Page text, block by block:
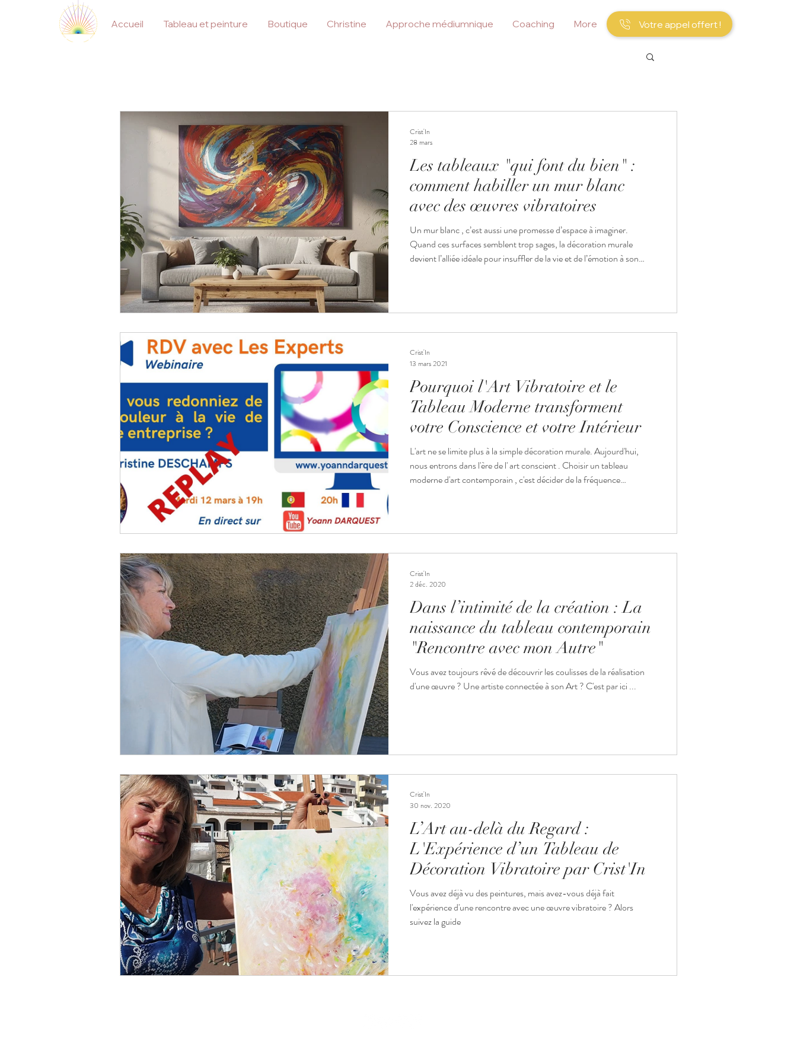
Accueil Tableau et peinture Boutique Christine Approche médiumnique Coaching More Votre appel offert !
Les tableaux "qui font du bien" :
comment habiller un mur blanc
avec des œuvres vibratoires
Un mur blanc , c’est aussi une promesse d’espace à imaginer.
Quand ces surfaces semblent trop sages, la décoration murale
devient l’alliée idéale pour insuffler de la vie et de l’émotion à son
comment métamorphoser vos espaces grâce à l’ art mural inspiré et
aux tableaux abstrai
Crist'In
28 mars
Pourquoi l'Art Vibratoire et le
Tableau Moderne transforment
votre Conscience et votre Intérieur
L'art ne se limite plus à la simple décoration murale. Aujourd'hui,
nous entrons dans l'ère de l' art conscient . Choisir un tableau
moderne d'art contemporain , c'est décider de la fréquence
essence. 1. La Neuroesthétique : Quand l'Art soigne l'Esprit La
science confirme aujourd'hui ce que les sa
Crist'In
13 mars 2021
Dans l’intimité de la création : La
naissance du tableau contemporain
"Rencontre avec mon Autre"
Vous avez toujours rêvé de découvrir les coulisses de la réalisation
d'une œuvre ? Une artiste connectée à son Art ? C'est par ici ...
Crist'In
2 déc. 2020
L’Art au-delà du Regard :
L'Expérience d’un Tableau de
Décoration Vibratoire par Crist'In
Vous avez déjà vu des peintures, mais avez-vous déjà fait
l'expérience d'une rencontre avec une œuvre vibratoire ? Alors
suivez la guide
Crist'In
30 nov. 2020